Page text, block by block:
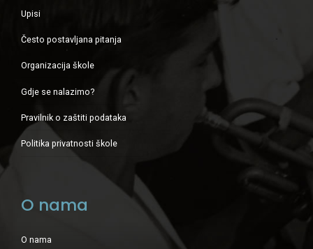
Upisi
Često postavljana pitanja
Organizacija škole
Gdje se nalazimo?
Pravilnik o zaštiti podataka
Politika privatnosti škole
O nama
O nama